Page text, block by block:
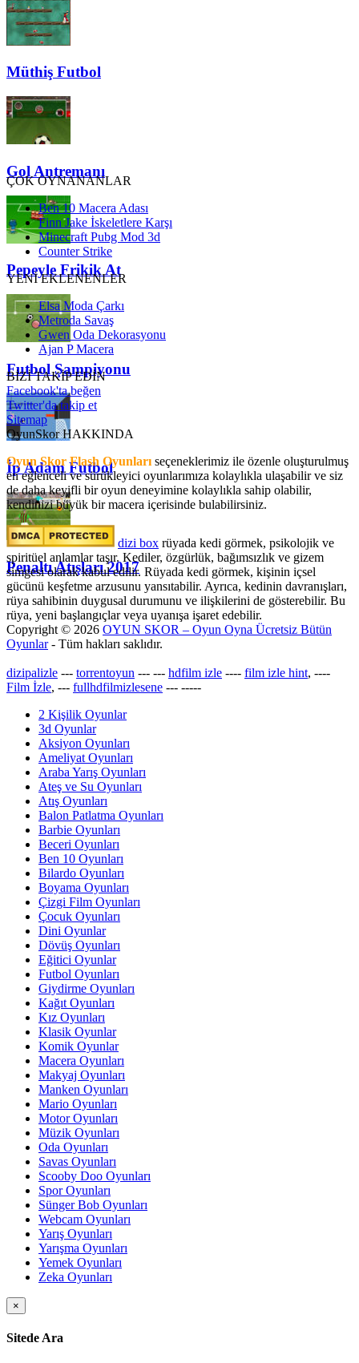
Müthiş Futbol
Gol Antremanı
Pepeyle Frikik At
Futbol Şampiyonu
İp Adam Futbol
Penaltı Atışları 2017
ÇOK OYNANANLAR
Ben 10 Macera Adası
Finn Jake İskeletlere Karşı
Minecraft Pubg Mod 3d
Counter Strike
YENİ EKLENENLER
Elsa Moda Çarkı
Metroda Savaş
Gwen Oda Dekorasyonu
Ajan P Macera
BİZİ TAKİP EDİN
Facebook'ta beğen
Twitter'da takip et
Sitemap
OyunSkor HAKKINDA
Oyun Skor Flash Oyunları seçeneklerimiz ile özenle oluşturulmuş
en eğlenceli ve sürükleyici oyunlarımıza kolaylıkla ulaşabilir ve siz
de daha keyifli bir oyun deneyimine kolaylıkla sahip olabilir,
kendinizi büyük bir macera içerisinde bulabilirsiniz.
dizi box rüyada kedi görmek​, psikolojik ve
spiritüel anlamlar taşır. Kediler, özgürlük, bağımsızlık ve gizem
simgesi olarak kabul edilir. Rüyada kedi görmek, kişinin içsel
gücünü keşfetme arzusunu yansıtabilir. Ayrıca, kedinin davranışları,
rüya sahibinin duygusal durumunu ve ilişkilerini de gösterebilir. Bu
rüya, yeni başlangıçlar veya uyanışa işaret edebilir.
Copyright © 2026 OYUN SKOR – Oyun Oyna Ücretsiz Bütün
Oyunlar- Tüm hakları saklıdır.
dizipalizle --- torrentoyun --- --- hdfilm izle ---- film izle hint, ----
Film İzle, --- fullhdfilmizlesene --- -----
2 Kişilik Oyunlar
3d Oyunlar
Aksiyon Oyunları
Ameliyat Oyunları
Araba Yarış Oyunları
Ateş ve Su Oyunları
Atış Oyunları
Balon Patlatma Oyunları
Barbie Oyunları
Beceri Oyunları
Ben 10 Oyunları
Bilardo Oyunları
Boyama Oyunları
Çizgi Film Oyunları
Çocuk Oyunları
Dini Oyunlar
Dövüş Oyunları
Eğitici Oyunlar
Futbol Oyunları
Giydirme Oyunları
Kağıt Oyunları
Kız Oyunları
Klasik Oyunlar
Komik Oyunlar
Macera Oyunları
Makyaj Oyunları
Manken Oyunları
Mario Oyunları
Motor Oyunları
Müzik Oyunları
Oda Oyunları
Savas Oyunları
Scooby Doo Oyunları
Spor Oyunları
Sünger Bob Oyunları
Webcam Oyunları
Yarış Oyunları
Yarışma Oyunları
Yemek Oyunları
Zeka Oyunları
×
Sitede Ara